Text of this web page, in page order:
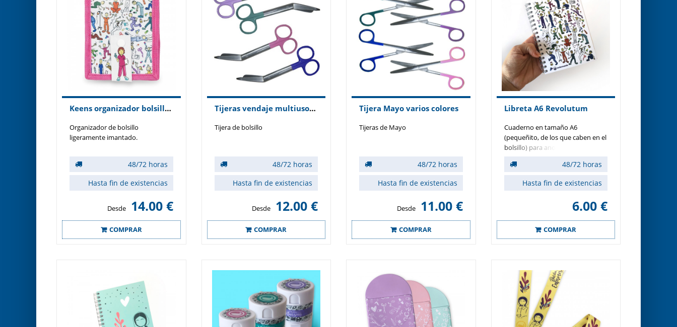
Keens organizador bolsillo modelo Revolutum
Organizador de bolsillo
ligeramente imantado.
48/72 horas
Hasta fin de existencias
Desde 14.00 €
COMPRAR
Tijeras vendaje multiusos varios colores
Tijera de bolsillo
48/72 horas
Hasta fin de existencias
Desde 12.00 €
COMPRAR
Tijera Mayo varios colores
Tijeras de Mayo
48/72 horas
Hasta fin de existencias
Desde 11.00 €
COMPRAR
Libreta A6 Revolutum
Cuaderno en tamaño A6
(pequeñito, de los que caben en el
bolsillo) para anotar todo lo que
quieras.
48/72 horas
Hasta fin de existencias
6.00 €
COMPRAR